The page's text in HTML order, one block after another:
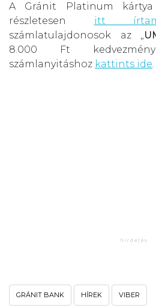
A Gránit Platinum kártya
részletesen itt
számlatulajdonosok az „
8.000 Ft
számlanyitáshoz kattints ide.
GRÁNIT BANK HÍREK VIBER